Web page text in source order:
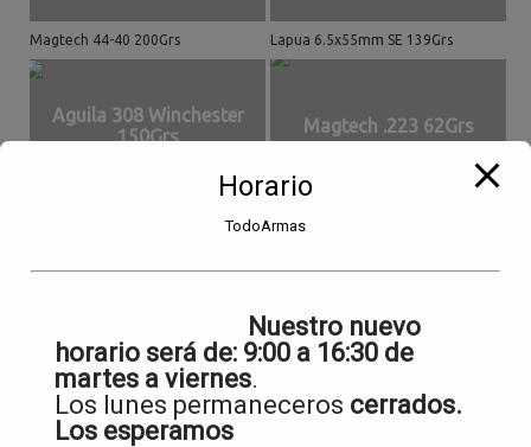
Magtech 44-40 200Grs Lapua 6.5x55mm SE 139Grs
Aguila 308 Winchester
150Grs
Magtech .223 62Grs
Winchester 44-40
Horario
TodoArmas
Nuestro nuevo
horario será de: 9:00 a 16:30 de
martes a viernes.
Los lunes permaneceros cerrados.
Los esperamos